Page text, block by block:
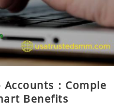
Accounts : Comple
Benefits